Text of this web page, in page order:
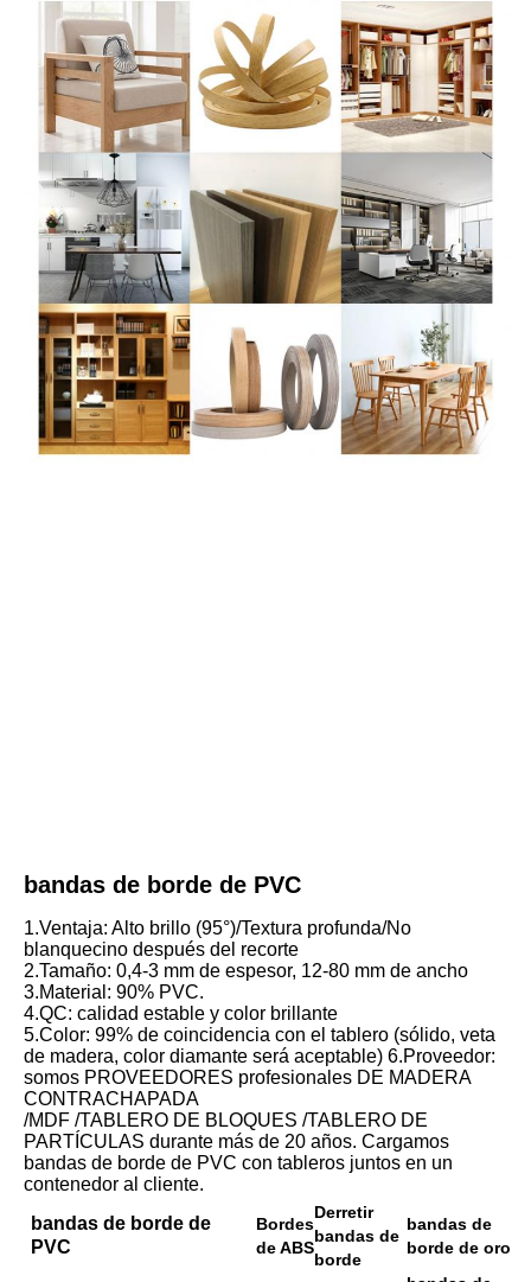
bandas de borde de PVC
1.Ventaja: Alto brillo (95°)/Textura profunda/No
blanquecino después del recorte
2.Tamaño: 0,4-3 mm de espesor, 12-80 mm de ancho
3.Material: 90% PVC.
4.QC: calidad estable y color brillante
5.Color: 99% de coincidencia con el tablero (sólido, veta
de madera, color diamante será aceptable) 6.Proveedor:
somos PROVEEDORES profesionales DE MADERA
CONTRACHAPADA
/MDF /TABLERO DE BLOQUES /TABLERO DE
PARTÍCULAS durante más de 20 años. Cargamos
bandas de borde de PVC con tableros juntos en un
contenedor al cliente.
bandas de borde de
PVC
Bordes
de ABS
Derretir
bandas de
borde
bandas de
borde de oro